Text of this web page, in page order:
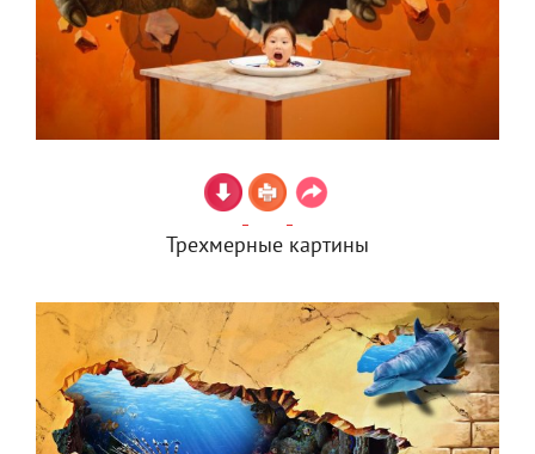
Трехмерные картины